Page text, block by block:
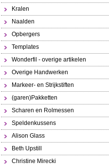
Kralen
Naalden
Opbergers
Templates
Wonderfil - overige artikelen
Overige Handwerken
Markeer- en Strijkstiften
(garen)Pakketten
Scharen en Rolmessen
Speldenkussens
Alison Glass
Beth Upstill
Christine Mirecki